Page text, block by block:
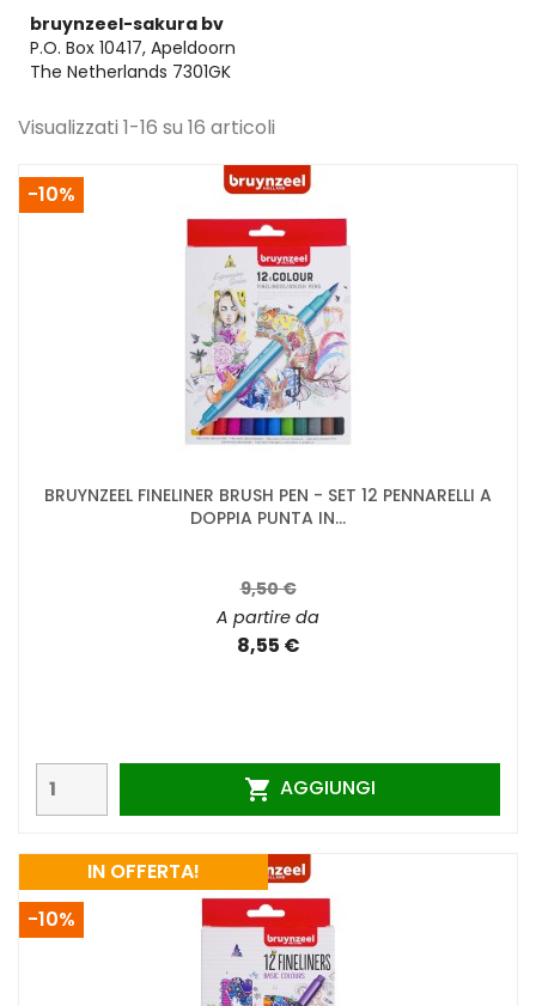
bruynzeel-sakura bv
P.O. Box 10417, Apeldoorn
The Netherlands 7301GK
Visualizzati 1-16 su 16 articoli
BRUYNZEEL FINELINER BRUSH PEN - SET 12 PENNARELLI A
DOPPIA PUNTA IN...
9,50 €
A partire da
8,55 €
 AGGIUNGI
-10%
IN OFFERTA!
-10%